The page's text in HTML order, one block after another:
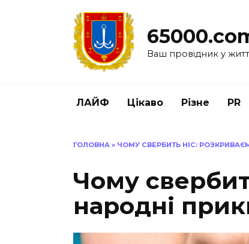
Ваш провідник у
ЛАЙФ Цікаво Різне PR
ГОЛОВНА » ЧОМУ СВЕРБИТЬ НІС:
Чому
народні